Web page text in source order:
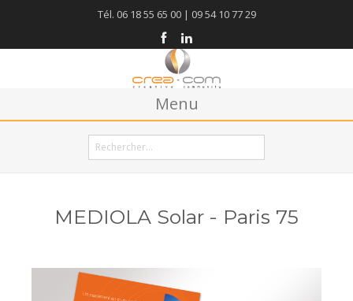
Tél. 06 18 55 65 00 | 09 54 10 77 29
Menu
Accueil
MEDIOLA Solar - Paris 75